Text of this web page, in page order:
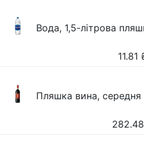
Вода, 1,5-літрова
11.81
Пляшка вина, середня
282.48